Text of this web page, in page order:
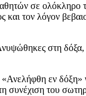
σε ολόκληρο
και τον λόγον
στη
εν δόξη»
συνέχιση του